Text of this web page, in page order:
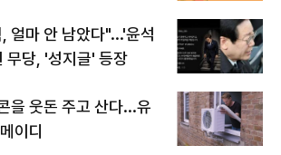
얼마 안 남았다"...'윤석
무당, '성지글' 등장
을 웃돈 주고 산다...유
이디